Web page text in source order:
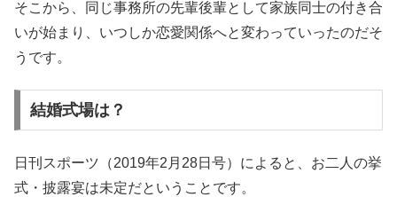
そこから、同じ事務所の先輩後輩として家族同士の付き合
いが始まり、いつしか恋愛関係へと変わっていったのだそ
うです。
結婚式場は？
日刊スポーツ（2019年2月28日号）によると、お二人の挙
式・披露宴は未定だということです。